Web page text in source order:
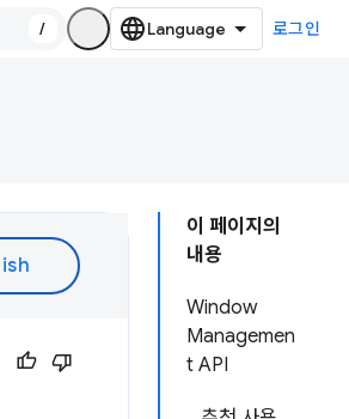
/ 로그인
이 페이지의
내용
Window
Managemen
t API